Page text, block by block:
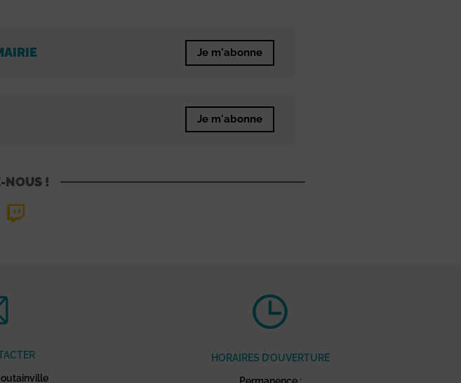
Je m'abonne
Je m'abonne
NOUS !
HORAIRES D’OUVERTURE